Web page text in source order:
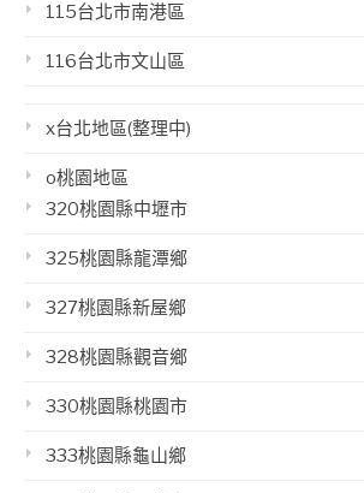
115台北市南港區
116台北市文山區
x台北地區(整理中)
o桃園地區
320桃園縣中壢市
325桃園縣龍潭鄉
327桃園縣新屋鄉
328桃園縣觀音鄉
330桃園縣桃園市
333桃園縣龜山鄉